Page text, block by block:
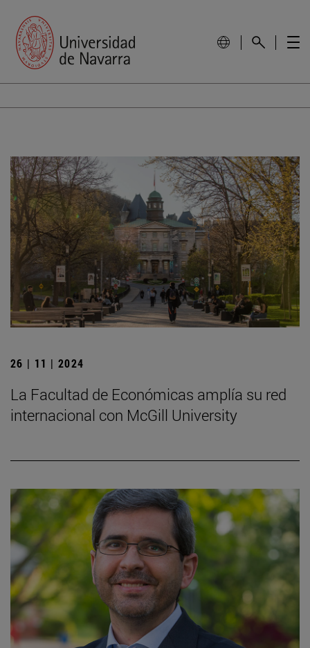
26 | 11 | 2024
La Facultad de Económicas amplía su red
internacional con McGill University